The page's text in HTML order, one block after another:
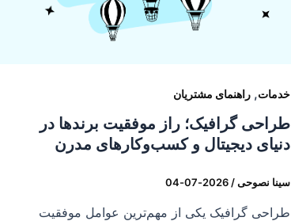
خدمات, راهنمای مشتریان
طراحی گرافیک؛ راز موفقیت برندها در
دنیای دیجیتال و کسب‌وکارهای مدرن
سینا نصوحی/
2026-07-04
طراحی گرافیک یکی از مهم‌ترین عوامل موفقیت